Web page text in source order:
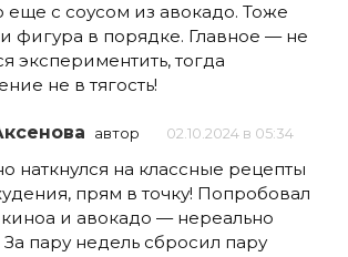
еще с соусом из авокадо. Тоже
фигура в порядке. Главное — не
экспериментить, тогда
не в тягость!
автор 02.10.2024 в 05:34
наткнулся на классные рецепты
прям в точку! Попробовал
киноа и авокадо — нереально
За пару недель сбросил пару